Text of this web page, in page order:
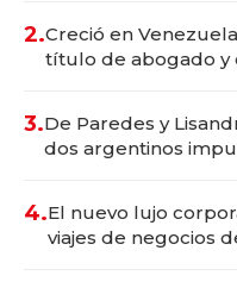
2.Creció en
título de abogado y
3.De Paredes y
dos argentinos
4.El nuevo lujo
viajes de negocios